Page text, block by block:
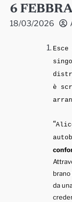
6
18/03/2026
è
“
da